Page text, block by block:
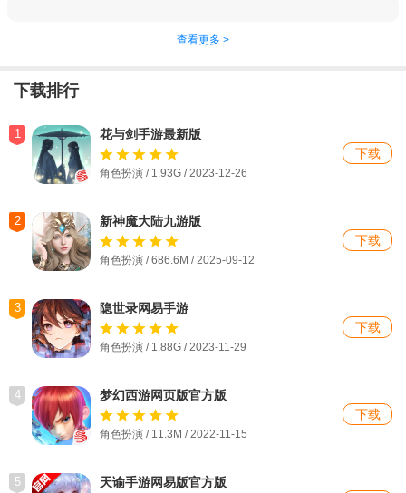
查看更多 >
下载排行
1 花与剑手游最新版
角色扮演 / 1.93G / 2023-12-26
下载
2 新神魔大陆九游版
角色扮演 / 686.6M / 2025-09-12
下载
3 隐世录网易手游
角色扮演 / 1.88G / 2023-11-29
下载
4 梦幻西游网页版官方版
角色扮演 / 11.3M / 2022-11-15
下载
5 天谕手游网易版官方版